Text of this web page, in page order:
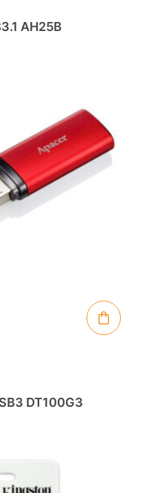
AH25B
DT100G3